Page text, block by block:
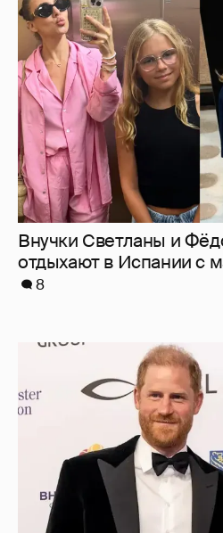
Внучки Светланы и
отдыхают в Испании с
8
Меган Маркл и принц
в Канаде